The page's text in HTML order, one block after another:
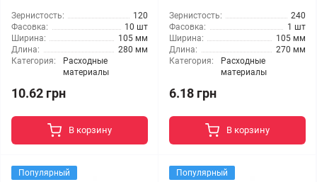
Зернистость:
120
Фасовка:
10 шт
Ширина:
105 мм
Длина:
280 мм
Категория:
Расходные
материалы
10.62 грн
В корзину
Зернистость:
240
Фасовка:
1 шт
Ширина:
105 мм
Длина:
270 мм
Категория:
Расходные
материалы
6.18 грн
В корзину
Популярный Популярный